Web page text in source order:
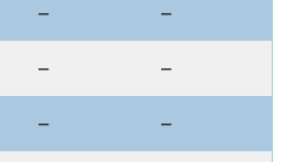
– –
– –
– –